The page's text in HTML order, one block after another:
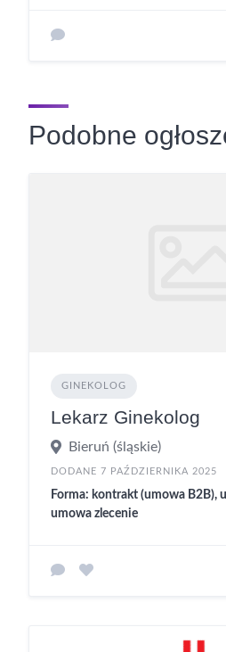
Podobne
GINEKOLOG
Lekarz Ginekolog
Bieruń (śląskie)
DODANE 7 PAŹDZIERNIKA 2025
Forma: kontrakt (umowa B2B),
umowa zlecenie